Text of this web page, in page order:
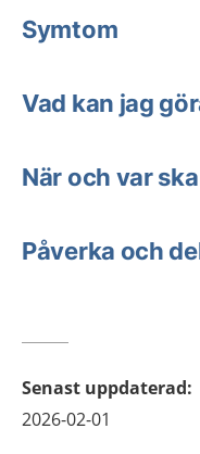
Symtom
Vad kan jag
När och var
Påverka och
Senast uppdaterad:
2026-02-01